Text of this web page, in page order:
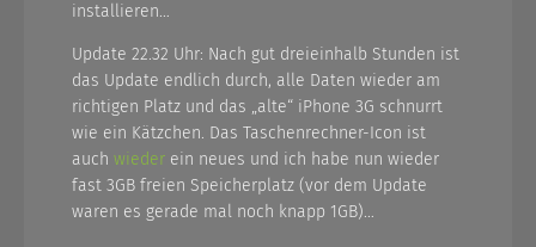
installieren…
Update 22.32 Uhr: Nach gut dreieinhalb Stunden ist
das Update endlich durch, alle Daten wieder am
richtigen Platz und das „alte“ iPhone 3G schnurrt
wie ein Kätzchen. Das Taschenrechner-Icon ist
auch wieder ein neues und ich habe nun wieder
fast 3GB freien Speicherplatz (vor dem Update
waren es gerade mal noch knapp 1GB)…